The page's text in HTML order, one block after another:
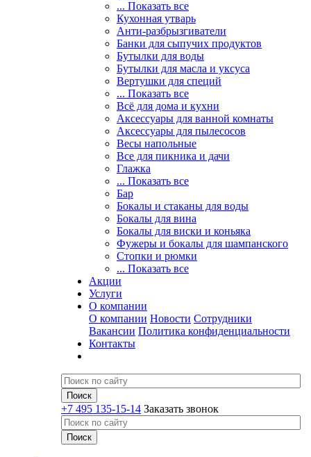
... Показать все
Кухонная утварь
Анти-разбрызгиватели
Банки для сыпучих продуктов
Бутылки для воды
Бутылки для масла и уксуса
Вертушки для специй
... Показать все
Всё для дома и кухни
Аксессуары для ванной комнаты
Аксессуары для пылесосов
Весы напольные
Все для пикника и дачи
Глажка
... Показать все
Бар
Бокалы и стаканы для воды
Бокалы для вина
Бокалы для виски и коньяка
Фужеры и бокалы для шампанского
Стопки и рюмки
... Показать все
Акции
Услуги
О компании
О компании Новости Сотрудники
Вакансии Политика конфиденциальности
Контакты
+7 495 135-15-14 Заказать звонок